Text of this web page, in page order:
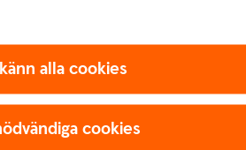
alla cookies
cookies